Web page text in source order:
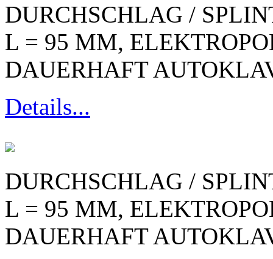
DURCHSCHLAG /
L = 95 MM,
DAUERHAFT
Details...
DURCHSCHLAG /
L = 95 MM,
DAUERHAFT